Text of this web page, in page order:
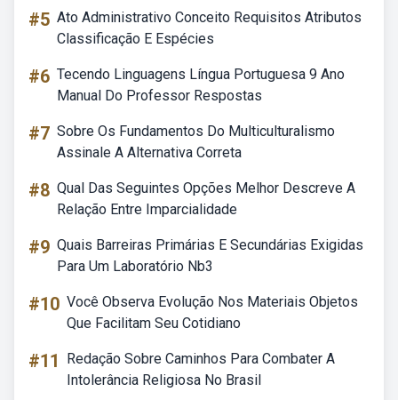
#5 Ato Administrativo Conceito Requisitos Atributos
Classificação E Espécies
#6 Tecendo Linguagens Língua Portuguesa 9 Ano
Manual Do Professor Respostas
#7 Sobre Os Fundamentos Do Multiculturalismo
Assinale A Alternativa Correta
#8 Qual Das Seguintes Opções Melhor Descreve A
Relação Entre Imparcialidade
#9 Quais Barreiras Primárias E Secundárias Exigidas
Para Um Laboratório Nb3
#10 Você Observa Evolução Nos Materiais Objetos
Que Facilitam Seu Cotidiano
#11
Redação Sobre Caminhos Para Combater A
Intolerância Religiosa No Brasil